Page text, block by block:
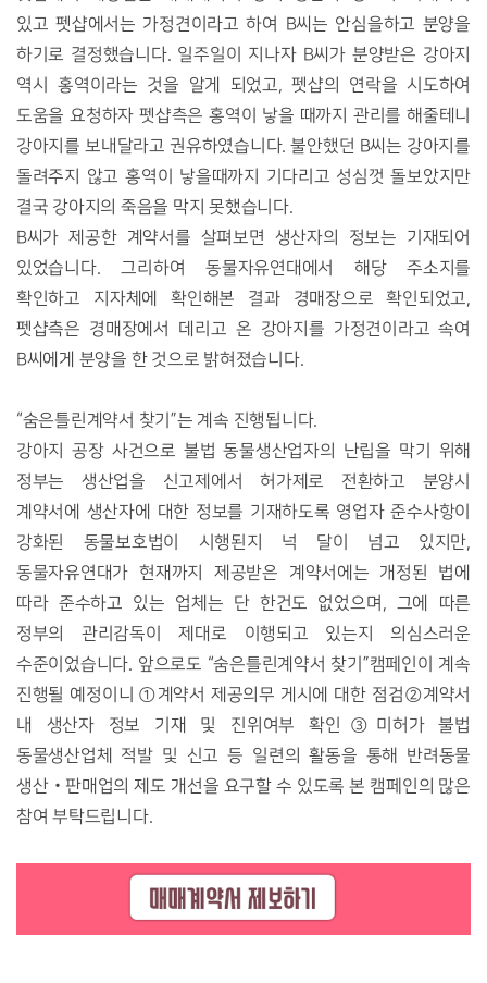
있고 펫샵에서는 가정견이라고 하여
B씨는 안심을하고 분양을
하기로 결정했습니다. 일주일이 지나자 B씨가 분양받은 강아지
역시 홍역이라는 것을 알게 되었고,펫샵의 연락을 시도하여
도움을 요청하자 펫샵측은 홍역이 낳을 때까지 관리를 해줄테니
강아지를 보내달라고 권유하였습니다.불안했던 B씨는 강아지를
돌려주지 않고 홍역이 낳을때까지 기다리고 성심껏 돌보았지만
결국 강아지의 죽음을 막지 못했습니다.
B씨가 제공한 계약서를 살펴보면 생산자의 정보는 기재되어
있었습니다.그리하여 동물자유연대에서 해당 주소지를
확인하고 지자체에 확인해본 결과 경매장으로 확인되었고,
펫샵측은 경매장에서 데리고 온 강아지를 가정견이라고 속여
B씨에게 분양을 한 것으로 밝혀졌습니다.
“숨은틀린계약서 찾기”는 계속 진행됩니다.
강아지 공장 사건으로 불법 동물생산업자의 난립을 막기 위해
정부는 생산업을 신고제에서 허가제로 전환하고 분양시
계약서에 생산자에 대한 정보를 기재하도록 영업자 준수사항이
강화된 동물보호법이 시행된지 넉 달이 넘고 있지만,
동물자유연대가 현재까지 제공받은 계약서에는 개정된 법에
따라 준수하고 있는 업체는 단 한건도 없었으며 , 그에 따른
정부의 관리감독이 제대로 이행되고 있는지 의심스러운
수준이었습니다. 앞으로도 “숨은틀린계약서 찾기 ”캠페인이 계속
진행될 예정이니①계약서 제공의무 게시에 대한 점검②계약서
내 생산자 정보 기재 및 진위여부 확인 ③ 미허가 불법
동물생산업체 적발 및 신고 등 일련의 활동을 통해 반려동물
생산‧ 판매업의 제도 개선을 요구할 수 있도록 본 캠페인의 많은
참여 부탁드립니다.